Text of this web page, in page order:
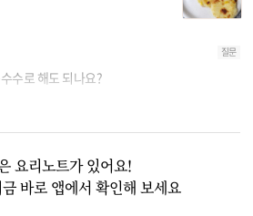
질문
수로 해도 되나요?
요리노트가 있어요!
바로 앱에서 확인해 보세요